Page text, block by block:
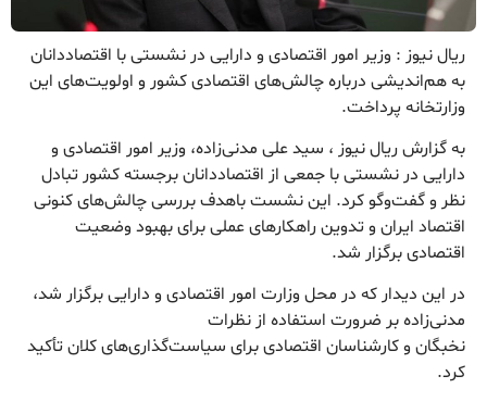
ریال نیوز : وزیر امور اقتصادی و دارایی در نشستی با اقتصاددانان
به هم‌اندیشی درباره چالش‌های اقتصادی کشور و اولویت‌های این
وزارتخانه پرداخت.
به گزارش ریال نیوز ، سید علی مدنی‌زاده، وزیر امور اقتصادی و
دارایی در نشستی با جمعی از اقتصاددانان برجسته کشور تبادل
نظر و گفت‌وگو کرد. این نشست باهدف بررسی چالش‌های کنونی
اقتصاد ایران و تدوین راهکارهای عملی برای بهبود وضعیت
اقتصادی برگزار شد.
در این دیدار که در محل وزارت امور اقتصادی و دارایی برگزار شد،
مدنی‌زاده بر ضرورت استفاده از نظرات
نخبگان و کارشناسان اقتصادی برای سیاست‌گذاری‌های کلان تأکید
کرد.